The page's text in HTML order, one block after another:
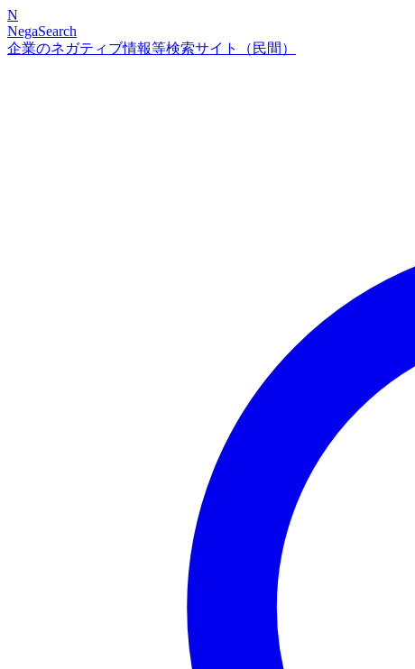
N
NegaSearch
企業のネガティブ情報等検索サイト（民間）